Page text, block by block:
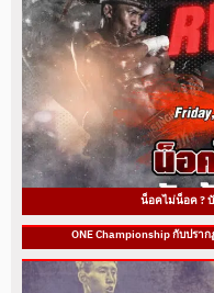
น็อคไม่น็อค ?
ONE Championship กับปร